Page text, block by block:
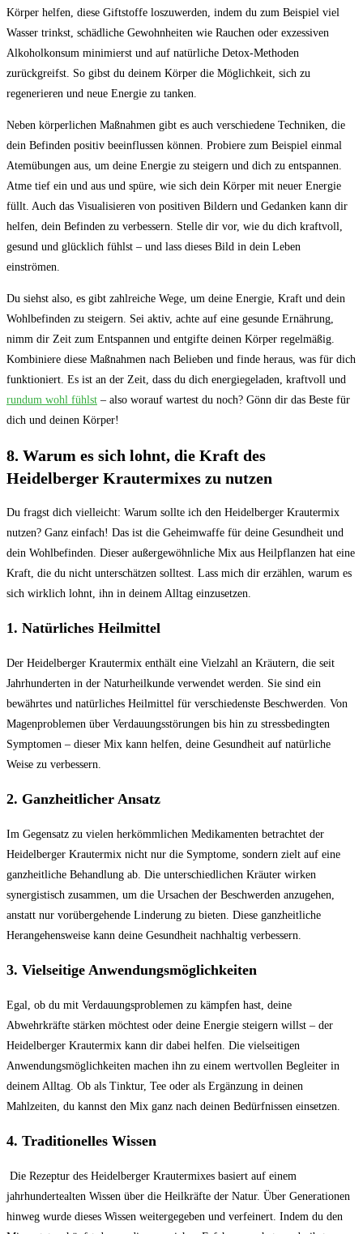
Körper helfen, diese Giftstoffe loszuwerden, indem du zum Beispiel viel
Wasser trinkst, schädliche Gewohnheiten wie Rauchen oder exzessiven
Alkoholkonsum minimierst und auf natürliche Detox-Methoden
zurückgreifst. So gibst du deinem Körper die Möglichkeit, sich⁣ zu
regenerieren und neue Energie zu tanken.
Neben körperlichen Maßnahmen gibt es auch verschiedene Techniken, die
dein Befinden positiv beeinflussen können. Probiere zum Beispiel einmal
Atemübungen aus, ‌um deine Energie zu steigern und dich zu entspannen.
Atme tief ein und aus und spüre, wie sich dein Körper mit neuer Energie
füllt. Auch das ⁢Visualisieren von positiven ‍Bildern und Gedanken kann‍ dir
helfen, dein Befinden zu verbessern. Stelle dir vor, wie du dich kraftvoll,
gesund⁣ und glücklich fühlst – und lass dieses Bild in dein Leben
⁤einströmen.
Du siehst also, es gibt zahlreiche Wege, um deine Energie, Kraft und dein
Wohlbefinden ‌zu ‍steigern. Sei aktiv, achte ⁢auf eine gesunde Ernährung,
nimm dir Zeit zum Entspannen und entgifte deinen Körper regelmäßig.
Kombiniere diese ⁤Maßnahmen nach Belieben und finde heraus, was für dich
⁣funktioniert. Es ist an der Zeit, dass⁣ du dich energiegeladen, kraftvoll und
rundum wohl fühlst ‍– also worauf wartest du noch? ‌Gönn dir das Beste für
dich und deinen Körper!
8. Warum es ‍sich lohnt, die Kraft des
Heidelberger Krautermixes zu‍ nutzen
‌Du fragst dich vielleicht:‍ Warum sollte ich⁣ den Heidelberger Krautermix
nutzen? Ganz einfach! Das ist die Geheimwaffe für deine Gesundheit ⁢und
dein Wohlbefinden. Dieser außergewöhnliche Mix aus Heilpflanzen hat ‌eine​
Kraft, die du⁤ nicht ‍unterschätzen solltest. Lass mich dir erzählen, warum es
sich wirklich lohnt, ihn in deinem Alltag einzusetzen.
1. Natürliches Heilmittel
Der⁢ Heidelberger Krautermix enthält eine Vielzahl an Kräutern, die⁤ seit
Jahrhunderten⁢ in der Naturheilkunde verwendet ⁤werden. Sie sind ein
bewährtes und natürliches Heilmittel für ⁣verschiedenste Beschwerden. Von
Magenproblemen⁣ über Verdauungsstörungen bis hin‍ zu stressbedingten
Symptomen – dieser Mix kann helfen, deine Gesundheit auf natürliche
Weise zu‍ verbessern.
2.⁤ Ganzheitlicher Ansatz
Im Gegensatz zu⁤ vielen herkömmlichen Medikamenten betrachtet ​der
Heidelberger Krautermix nicht nur die Symptome, sondern​ zielt auf eine
ganzheitliche Behandlung ab.‍ Die unterschiedlichen Kräuter wirken
synergistisch zusammen, um ⁣die Ursachen der Beschwerden anzugehen,
anstatt nur vorübergehende Linderung zu bieten. Diese ganzheitliche ​
Herangehensweise kann deine Gesundheit nachhaltig verbessern.
3. Vielseitige Anwendungsmöglichkeiten
Egal, ob du mit Verdauungsproblemen zu ⁣kämpfen hast, deine
Abwehrkräfte stärken möchtest oder deine Energie steigern willst – der​
Heidelberger Krautermix kann dir dabei helfen. Die vielseitigen
Anwendungsmöglichkeiten machen ihn zu einem wertvollen Begleiter in
deinem Alltag. Ob‌ als Tinktur, Tee oder als Ergänzung in deinen
Mahlzeiten, du kannst den Mix ganz nach deinen Bedürfnissen einsetzen.
4. Traditionelles Wissen
⁢ Die Rezeptur des Heidelberger Krautermixes basiert auf einem​
jahrhundertealten Wissen über die Heilkräfte der Natur. Über Generationen
hinweg wurde ⁤dieses Wissen weitergegeben und verfeinert. Indem du den